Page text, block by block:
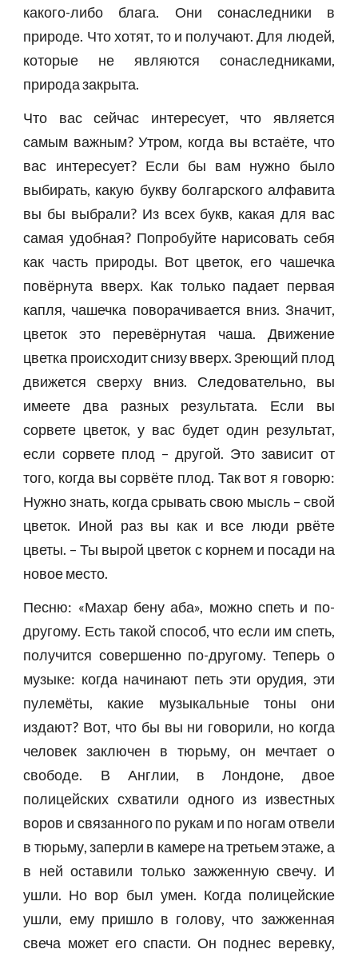
какого-либо блага. Они сонаследники в
природе. Что хотят, то и получают. Для людей,
которые не являются сонаследниками,
природа закрыта.
Что вас сейчас интересует, что является
самым важным? Утром, когда вы встаёте, что
вас интересует? Если бы вам нужно было
выбирать, какую букву болгарского алфавита
вы бы выбрали? Из всех букв, какая для вас
самая удобная? Попробуйте нарисовать себя
как часть природы. Вот цветок, его чашечка
повёрнута вверх. Как только падает первая
капля, чашечка поворачивается вниз. Значит,
цветок это перевёрнутая чаша. Движение
цветка происходит снизу вверх. Зреющий плод
движется сверху вниз. Следовательно, вы
имеете два разных результата. Если вы
сорвете цветок, у вас будет один результат,
если сорвете плод – другой. Это зависит от
того, когда вы сорвёте плод. Так вот я говорю:
Нужно знать, когда срывать свою мысль – свой
цветок. Иной раз вы как и все люди рвёте
цветы. – Ты вырой цветок с корнем и посади на
новое место.
Песню: «Махар бену аба», можно спеть и по-
другому. Есть такой способ, что если им спеть,
получится совершенно по-другому. Теперь о
музыке: когда начинают петь эти орудия, эти
пулемёты, какие музыкальные тоны они
издают? Вот, что бы вы ни говорили, но когда
человек заключен в тюрьму, он мечтает о
свободе. В Англии, в Лондоне, двое
полицейских схватили одного из известных
воров и связанного по рукам и по ногам отвели
в тюрьму, заперли в камере на третьем этаже, а
в ней оставили только зажженную свечу. И
ушли. Но вор был умен. Когда полицейские
ушли, ему пришло в голову, что зажженная
свеча может его спасти. Он поднес веревку,